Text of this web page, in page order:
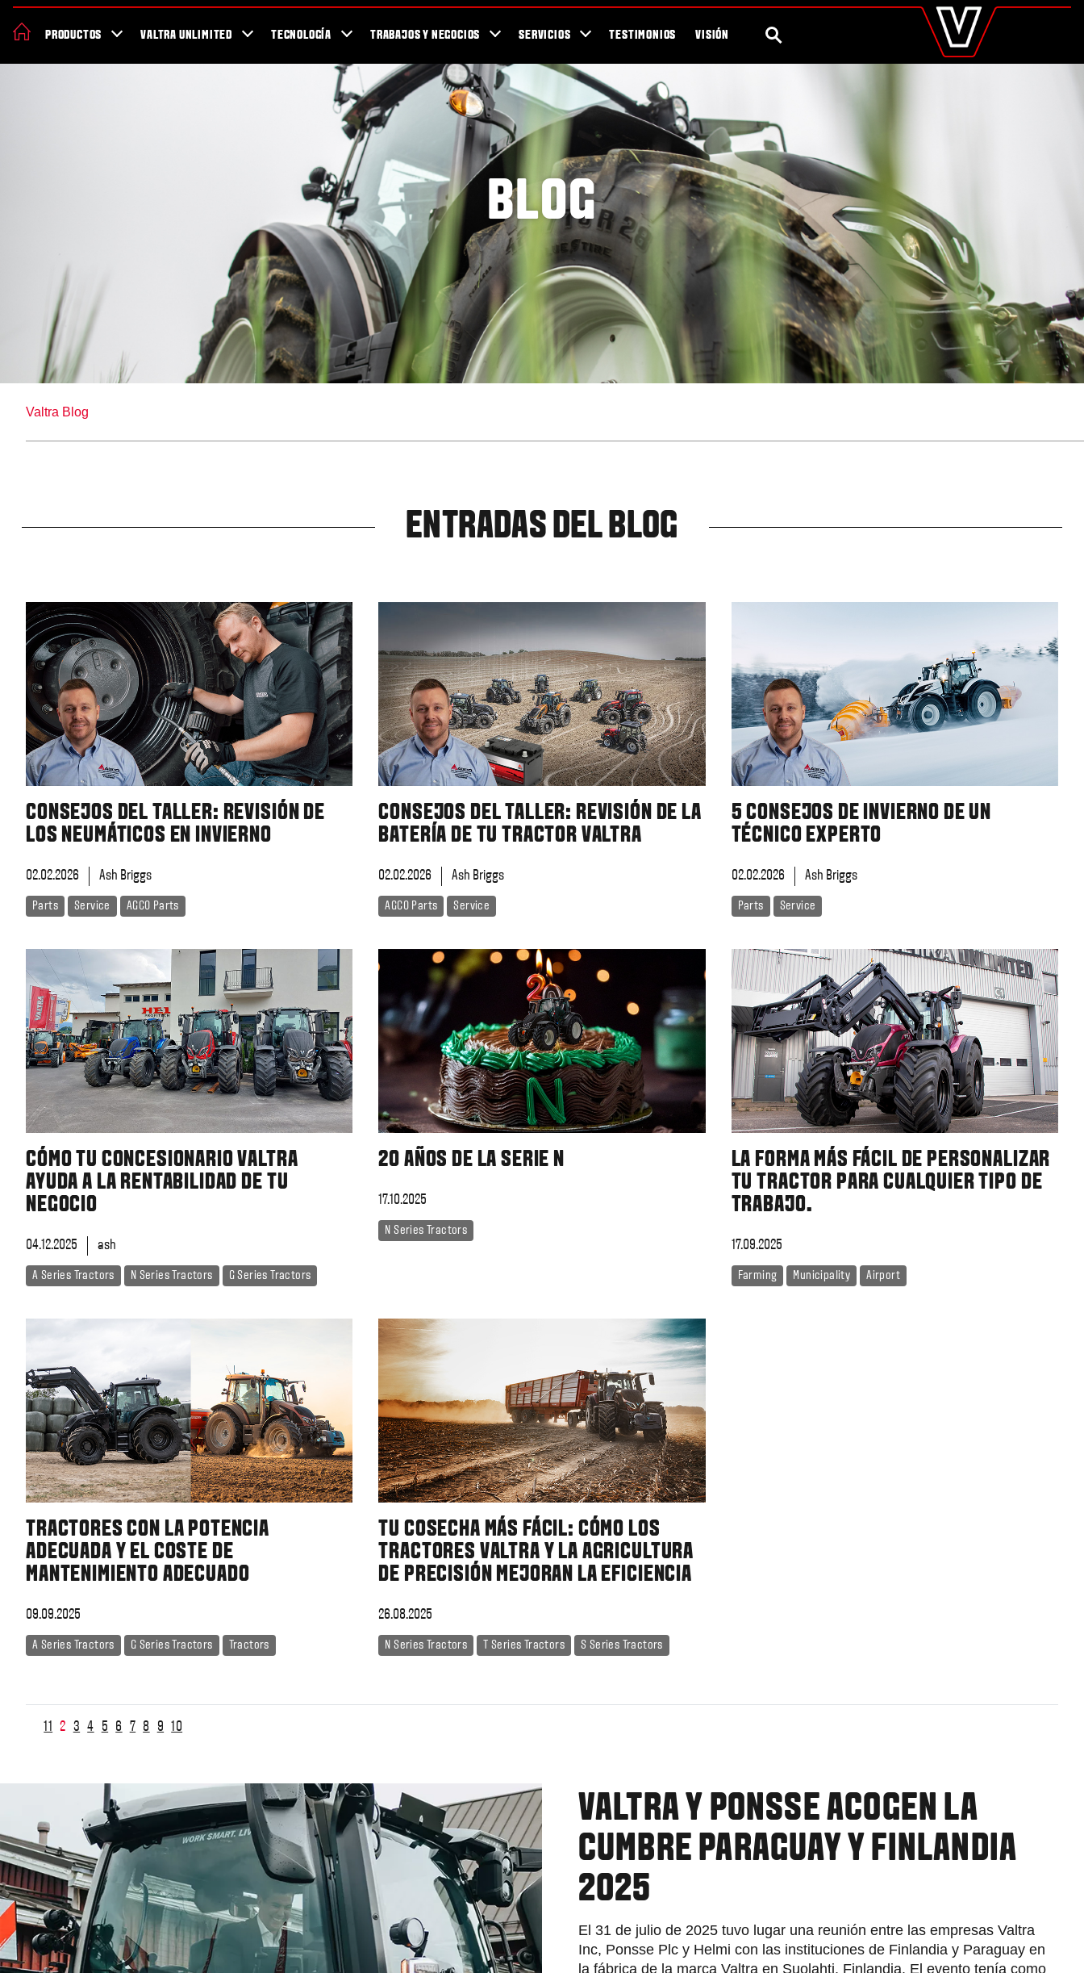
Salud y seguridad trabajando
valtra.es
France
Germany
Hungary
Italy
Latvia
Lithuania
The Netherlands
Norway
Poland
Portugal
Slovakia
Spain
Asia
Australia & New Zealand
PRODUCTOS VALTRA UNLIMITED TECNOLOGÍA TRABAJOS Y NEGOCIOS SERVICIOS TESTIMONIOS VISIÓN BÚSQUEDA
BLOG
Valtra Blog
ENTRADAS DEL BLOG
CONSEJOS DEL TALLER: REVISIÓN DE
LOS NEUMÁTICOS EN INVIERNO
02.02.2026 Ash Briggs
Parts Service AGCO Parts
CONSEJOS DEL TALLER: REVISIÓN DE LA
BATERÍA DE TU TRACTOR VALTRA
02.02.2026 Ash Briggs
AGCO Parts Service
5 CONSEJOS DE INVIERNO DE UN
TÉCNICO EXPERTO
02.02.2026 Ash Briggs
Parts Service
CÓMO TU CONCESIONARIO VALTRA
AYUDA A LA RENTABILIDAD DE TU
NEGOCIO
04.12.2025 ash
A Series Tractors N Series Tractors G Series Tractors
20 AÑOS DE LA SERIE N
17.10.2025
N Series Tractors
LA FORMA MÁS FÁCIL DE PERSONALIZAR
TU TRACTOR PARA CUALQUIER TIPO DE
TRABAJO.
17.09.2025
Farming Municipality Airport
TRACTORES CON LA POTENCIA
ADECUADA Y EL COSTE DE
MANTENIMIENTO ADECUADO
09.09.2025
A Series Tractors G Series Tractors Tractors
TU COSECHA MÁS FÁCIL: CÓMO LOS
TRACTORES VALTRA Y LA AGRICULTURA
DE PRECISIÓN MEJORAN LA EFICIENCIA
26.08.2025
N Series Tractors T Series Tractors S Series Tractors
11 2 3 4 5 6 7 8 9 10
VALTRA Y PONSSE ACOGEN LA
CUMBRE PARAGUAY Y FINLANDIA
2025
El 31 de julio de 2025 tuvo lugar una reunión entre las empresas Valtra
Inc, Ponsse Plc y Helmi con las instituciones de Finlandia y Paraguay en
la fábrica de la marca Valtra en Suolahti, Finlandia. El evento tenía como